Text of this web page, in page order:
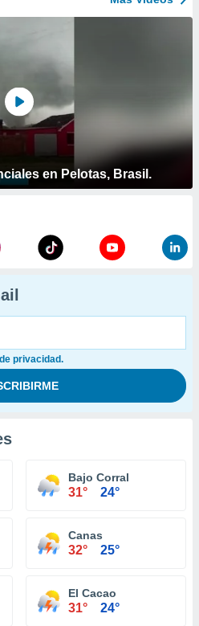
en Pelotas, Brasil.
privacidad.
Bajo Corral
31° 24°
Canas
32° 25°
El Cacao
31° 24°